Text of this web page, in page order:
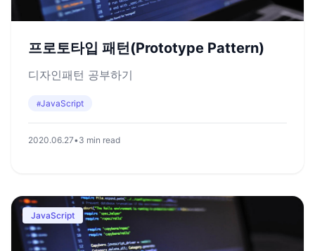
프로토타입 패턴(Prototype Pattern)
디자인패턴 공부하기
#JavaScript
2020.06.27•3 min read
JavaScript